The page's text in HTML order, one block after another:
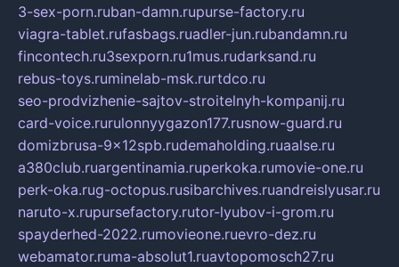
3-sex-porn.ruban-damn.rupurse-factory.ru
viagra-tablet.rufasbags.ruadler-jun.rubandamn.ru
fincontech.ru3sexporn.ru1mus.rudarksand.ru
rebus-toys.ruminelab-msk.rurtdco.ru
seo-prodvizhenie-sajtov-stroitelnyh-kompanij.ru
card-voice.rurulonnyygazon177.rusnow-guard.ru
domizbrusa-9x12spb.rudemaholding.ruaalse.ru
a380club.ruargentinamia.ruperkoka.rumovie-one.ru
perk-oka.rug-octopus.rusibarchives.ruandreislyusar.ru
naruto-x.rupursefactory.rutor-lyubov-i-grom.ru
spayderhed-2022.rumovieone.ruevro-dez.ru
webamator.ruma-absolut1.ruavtopomosch27.ru